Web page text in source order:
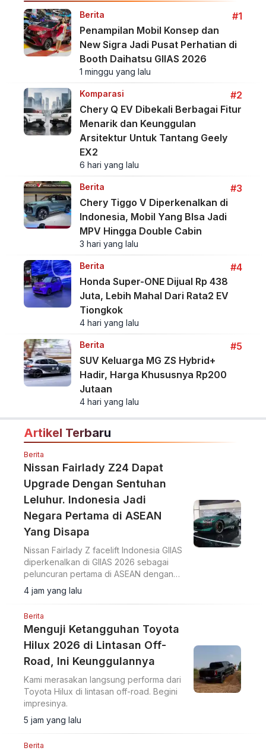
Berita
#1
Penampilan Mobil Konsep dan
New Sigra Jadi Pusat Perhatian di
Booth Daihatsu GIIAS 2026
1 minggu yang lalu
Komparasi
#2
Chery Q EV Dibekali Berbagai Fitur
Menarik dan Keunggulan
Arsitektur Untuk Tantang Geely
EX2
6 hari yang lalu
Berita
#3
Chery Tiggo V Diperkenalkan di
Indonesia, Mobil Yang BIsa Jadi
MPV Hingga Double Cabin
3 hari yang lalu
Berita
#4
Honda Super-ONE Dijual Rp 438
Juta, Lebih Mahal Dari Rata2 EV
Tiongkok
4 hari yang lalu
Berita
#5
SUV Keluarga MG ZS Hybrid+
Hadir, Harga Khususnya Rp200
Jutaan
4 hari yang lalu
Artikel Terbaru
Berita
Nissan Fairlady Z24 Dapat
Upgrade Dengan Sentuhan
Leluhur. Indonesia Jadi
Negara Pertama di ASEAN
Yang Disapa
Nissan Fairlady Z facelift Indonesia GIIAS
diperkenalkan di GIIAS 2026 sebagai
peluncuran pertama di ASEAN dengan
upgrade desain bumper G-nose
terinspirasi generasi S30.
4 jam yang lalu
Berita
Menguji Ketangguhan Toyota
Hilux 2026 di Lintasan Off-
Road, Ini Keunggulannya
Kami merasakan langsung performa dari
Toyota Hilux di lintasan off-road. Begini
impresinya.
5 jam yang lalu
Berita